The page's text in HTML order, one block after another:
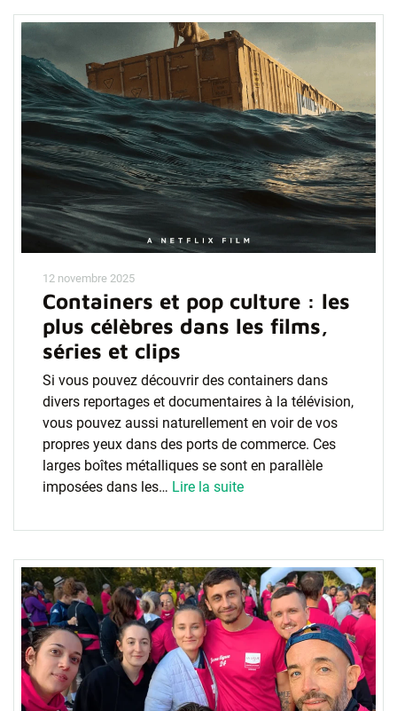
12 novembre 2025
Containers et pop culture : les
plus célèbres dans les films,
séries et clips
Si vous pouvez découvrir des containers dans
divers reportages et documentaires à la télévision,
vous pouvez aussi naturellement en voir de vos
propres yeux dans des ports de commerce. Ces
larges boîtes métalliques se sont en parallèle
imposées dans les… Lire la suite